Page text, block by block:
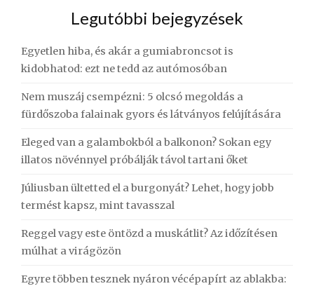
Legutóbbi bejegyzések
Egyetlen hiba, és akár a gumiabroncsot is
kidobhatod: ezt ne tedd az autómosóban
Nem muszáj csempézni: 5 olcsó megoldás a
fürdőszoba falainak gyors és látványos felújítására
Eleged van a galambokból a balkonon? Sokan egy
illatos növénnyel próbálják távol tartani őket
Júliusban ültetted el a burgonyát? Lehet, hogy jobb
termést kapsz, mint tavasszal
Reggel vagy este öntözd a muskátlit? Az időzítésen
múlhat a virágözön
Egyre többen tesznek nyáron vécépapírt az ablakba: